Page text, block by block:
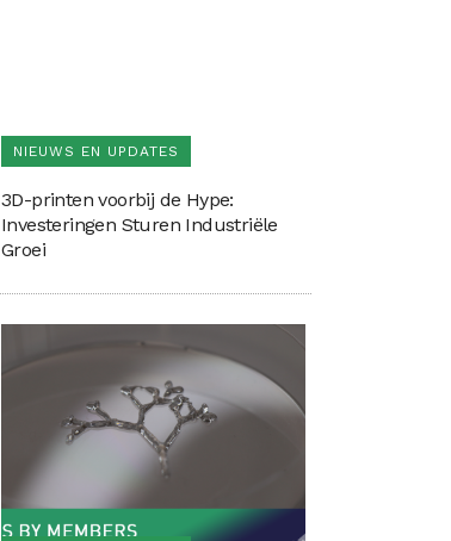
NIEUWS EN UPDATES
3D-printen voorbij de Hype:
Investeringen Sturen Industriële
Groei